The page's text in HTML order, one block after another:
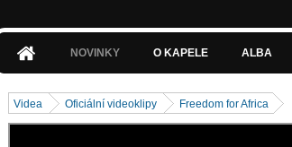
NOVINKY O KAPELE ALBA
Videa Oficiální videoklipy Freedom for Africa